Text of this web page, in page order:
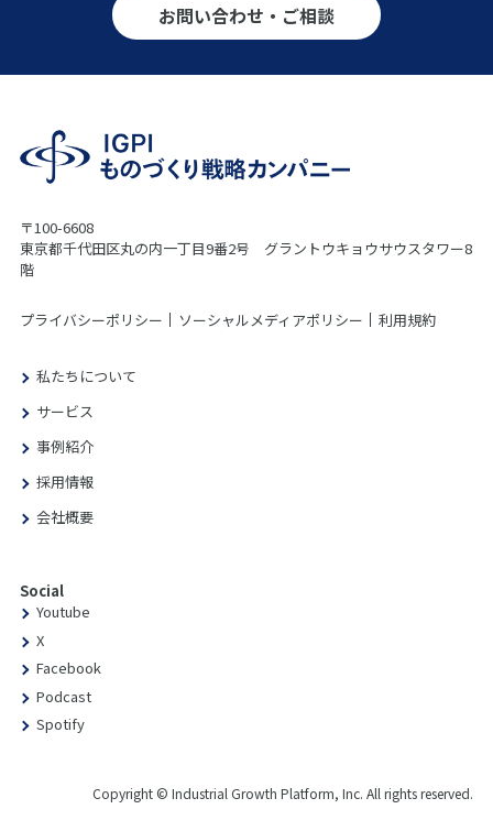
お問い合わせ・ご相談
〒100-6608
東京都千代田区丸の内一丁目9番2号 グラントウキョウサウスタワー8
階
プライバシーポリシー ソーシャルメディアポリシー 利用規約
私たちについて
サービス
事例紹介
採用情報
会社概要
Social
Youtube
X
Facebook
Podcast
Spotify
Copyright © Industrial Growth Platform, Inc. All rights reserved.